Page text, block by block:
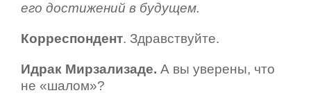
его достижений в будущем.
Корреспондент. Здравствуйте.
Идрак Мирзализаде. А вы уверены, что
не «шалом»?